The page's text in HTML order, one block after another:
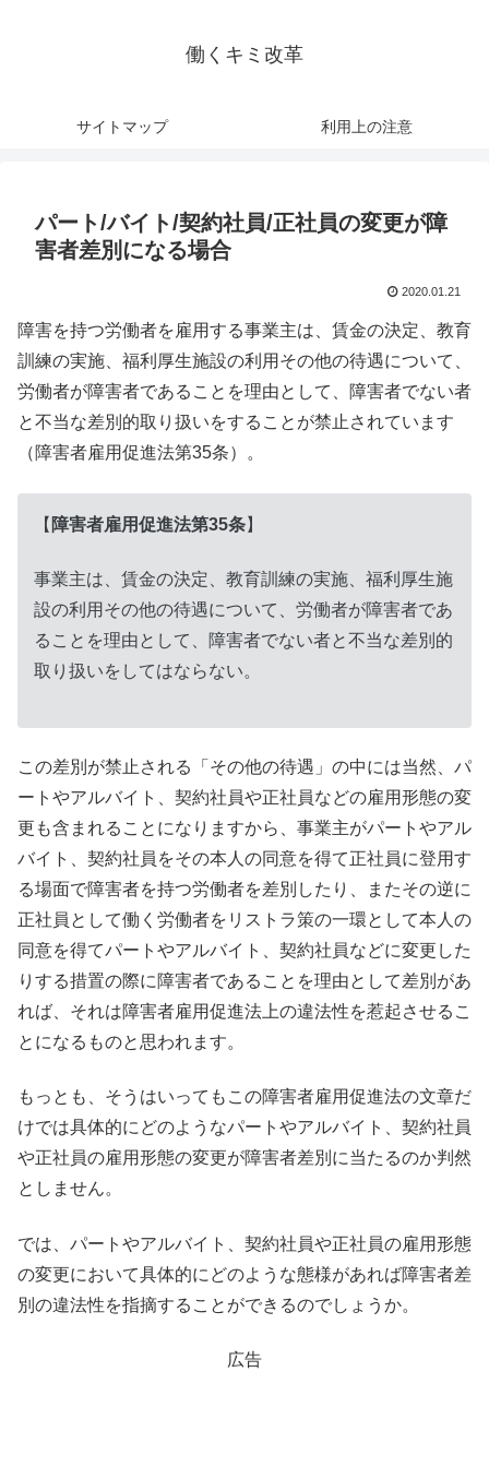
働くキミ改革
サイトマップ 利用上の注意
パート/バイト/契約社員/正社員の変更が障
害者差別になる場合
2020.01.21
障害を持つ労働者を雇用する事業主は、賃金の決定、教育
訓練の実施、福利厚生施設の利用その他の待遇について、
労働者が障害者であることを理由として、障害者でない者
と不当な差別的取り扱いをすることが禁止されています
（障害者雇用促進法第35条）。
【 障害者雇用促進法第35条】
事業主は、賃金の決定、教育訓練の実施、福利厚生施
設の利用その他の待遇について、労働者が障害者であ
ることを理由として、障害者でない者と不当な差別的
取り扱いをしてはならない。
この差別が禁止される「その他の待遇」の中には当然、パ
ートやアルバイト、契約社員や正社員などの雇用形態の変
更も含まれることになりますから、事業主がパートやアル
バイト、契約社員をその本人の同意を得て正社員に登用す
る場面で障害者を持つ労働者を差別したり、またその逆に
正社員として働く労働者をリストラ策の一環として本人の
同意を得てパートやアルバイト、契約社員などに変更した
りする措置の際に障害者であることを理由として差別があ
れば、それは障害者雇用促進法上の違法性を惹起させるこ
とになるものと思われます。
もっとも、そうはいってもこの障害者雇用促進法の文章だ
けでは具体的にどのようなパートやアルバイト、契約社員
や正社員の雇用形態の変更が障害者差別に当たるのか判然
としません。
では、パートやアルバイト、契約社員や正社員の雇用形態
の変更において具体的にどのような態様があれば障害者差
別の違法性を指摘することができるのでしょうか。
広告